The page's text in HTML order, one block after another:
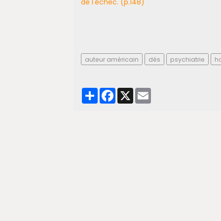
de l'échec. (p.148)
auteur américain dés psychiatrie
PartagerFacebook
X